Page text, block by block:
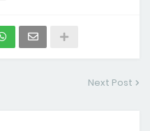
Next Post